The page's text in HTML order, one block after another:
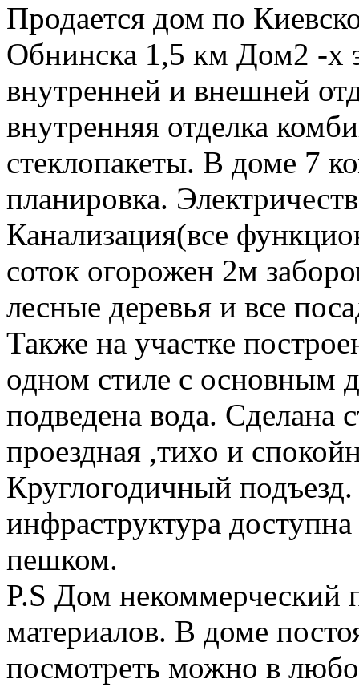
Продается дом по
Обнинска 1,5 км Дом2 -х
внутренней и внешней
внутренняя отделка
стеклопакеты. В доме 7
планировка.
Канализация(все
соток огорожен 2м
лесные деревья и все
Также на участке
одном стиле с основным
подведена вода. Сделана
проездная ,тихо и
Круглогодичный
инфраструктура
пешком.
P.S Дом некоммерческий
материалов. В доме
посмотреть можно в